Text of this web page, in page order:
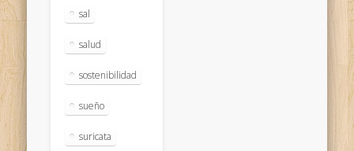
sal
salud
sostenibilidad
sueño
suricata